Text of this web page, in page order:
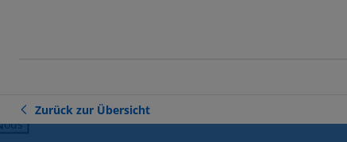
Zurück zur Übersicht